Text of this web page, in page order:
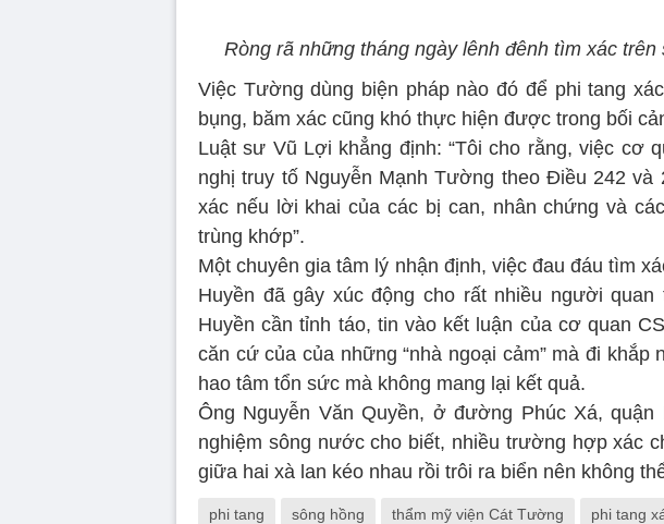
Ròng rã những tháng ngày lênh đênh tìm xác
Việc Tường dùng biện pháp nào đó để phi tang
bụng, băm xác cũng khó thực hiện được trong bối
Luật sư Vũ Lợi khẳng định: “Tôi cho rằng, việc cơ
nghị truy tố Nguyễn Mạnh Tường theo Điều 242
xác nếu lời khai của các bị can, nhân chứng và
trùng khớp”.
Một chuyên gia tâm lý nhận định, việc đau đáu tìm
Huyền đã gây xúc động cho rất nhiều người
Huyền cần tỉnh táo, tin vào kết luận của cơ quan
căn cứ của của những “nhà ngoại cảm” mà đi
hao tâm tổn sức mà không mang lại kết quả.
Ông Nguyễn Văn Quyền, ở đường Phúc Xá,
nghiệm sông nước cho biết, nhiều trường hợp xác
giữa hai xà lan kéo nhau rồi trôi ra biển nên không
phi tang sông hồng thẩm mỹ viện Cát Tường phi tang